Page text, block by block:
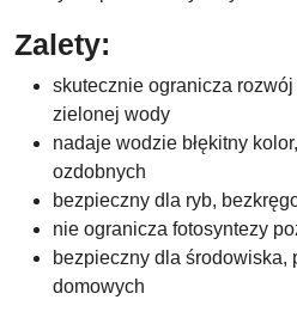
Zalety:
skutecznie ogranicza
zielonej wody
nadaje wodzie błękitny
ozdobnych
bezpieczny dla ryb,
nie ogranicza fotosyntezy
bezpieczny dla środowiska,
domowych